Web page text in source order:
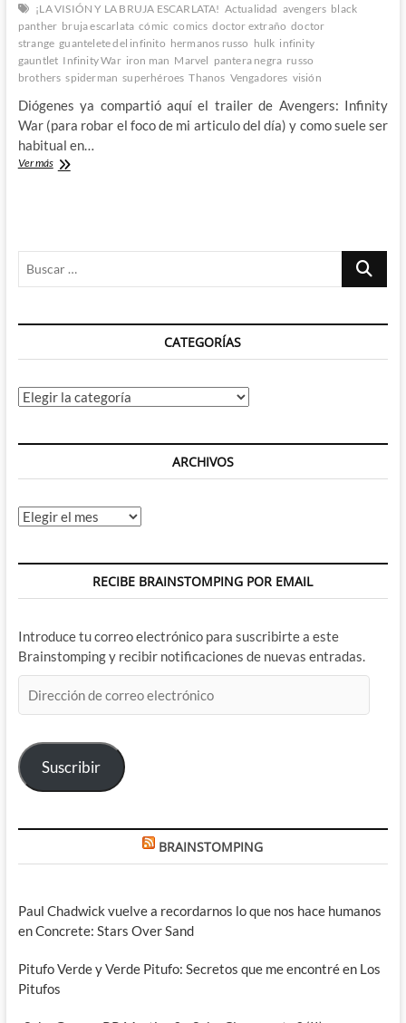
mas
1º
Parte
¡LA VISIÓN Y LA BRUJA ESCARLATA! Actualidad avengers black
panther bruja escarlata cómic comics doctor extraño doctor
strange guantelete del infinito hermanos russo hulk infinity
gauntlet Infinity War iron man Marvel pantera negra russo
brothers spiderman superhéroes Thanos Vengadores visión
Diógenes ya compartió aquí el trailer de Avengers: Infinity
War (para robar el foco de mi articulo del día) y como suele ser
habitual en…
Ver másEl
ya
y
los
momentos
Buscar
CATEGORÍAS
Categorías
ARCHIVOS
Archivos
RECIBE BRAINSTOMPING POR EMAIL
Introduce tu correo electrónico para suscribirte a este
Brainstomping y recibir notificaciones de nuevas entradas.
de
electrónico
Suscribir
BRAINSTOMPING
Paul Chadwick vuelve a recordarnos lo que nos hace humanos
en Concrete: Stars Over Sand
Pitufo Verde y Verde Pitufo: Secretos que me encontré en Los
Pitufos